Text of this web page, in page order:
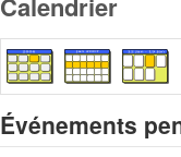
Événements